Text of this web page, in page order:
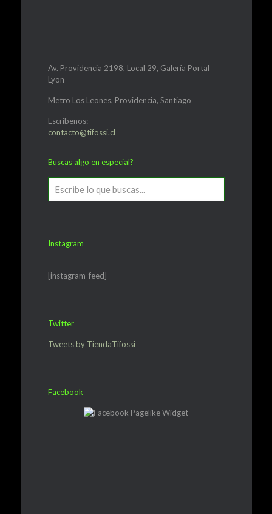
Av. Providencia 2198, Local 29, Galería Portal
Lyon
Metro Los Leones, Providencia, Santiago
Escríbenos:
contacto@tifossi.cl
Buscas algo en especial?
Instagram
[instagram-feed]
Twitter
Tweets by TiendaTifossi
Facebook